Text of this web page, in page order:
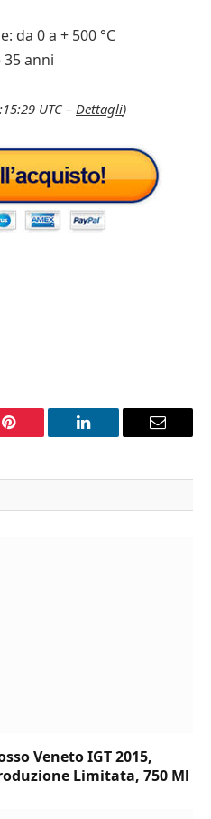
da 0 a + 500 °C
anni
UTC – Dettagli)
Pinterest LinkedIn Email
Veneto IGT 2015,
Limitata, 750 Ml